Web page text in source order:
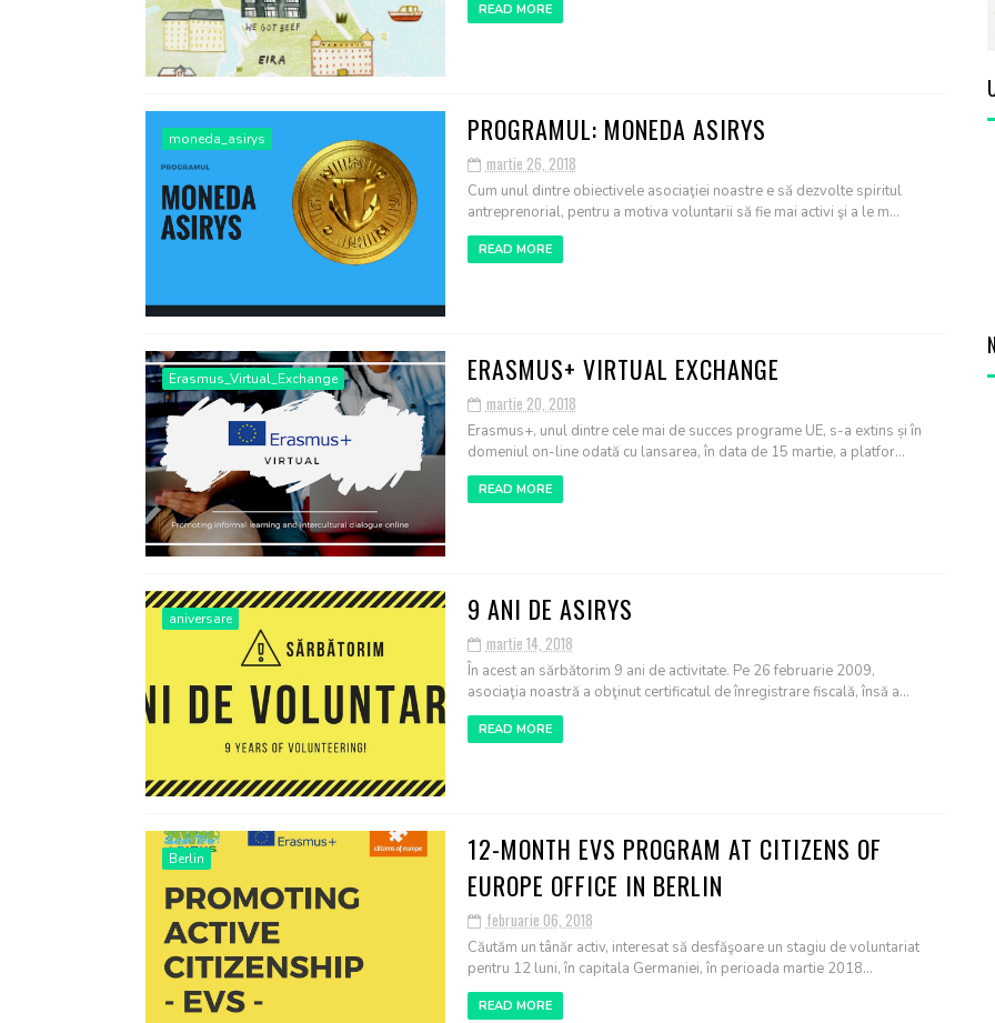
READ MORE
moneda_asirys PROGRAMUL: MONEDA ASIRYS
martie 26, 2018
Cum unul dintre obiectivele asociaţiei noastre e să dezvolte spiritul
antreprenorial, pentru a motiva voluntarii să fie mai activi şi a le m...
READ MORE
Erasmus_Virtual_Exchange ERASMUS+ VIRTUAL EXCHANGE
martie 20, 2018
Erasmus+, unul dintre cele mai de succes programe UE, s-a extins și în
domeniul on-line odată cu lansarea, în data de 15 martie, a platfor...
READ MORE
aniversare 9 ANI DE ASIRYS
martie 14, 2018
În acest an sărbătorim 9 ani de activitate. Pe 26 februarie 2009,
asociaţia noastră a obţinut certificatul de înregistrare fiscală, însă a...
READ MORE
Berlin
12-MONTH EVS PROGRAM AT CITIZENS OF
EUROPE OFFICE IN BERLIN
februarie 06, 2018
Căutăm un tânăr activ, interesat să desfăşoare un stagiu de voluntariat
pentru 12 luni, în capitala Germaniei, în perioada martie 2018...
READ MORE